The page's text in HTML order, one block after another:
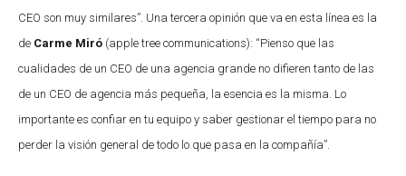
CEO son muy similares”. Una tercera opinión que va en esta línea es la
de Carme Miró (apple tree communications): “Pienso que las
cualidades de un CEO de una agencia grande no difieren tanto de las
de un CEO de agencia más pequeña, la esencia es la misma. Lo
importante es confiar en tu equipo y saber gestionar el tiempo para no
perder la visión general de todo lo que pasa en la compañía”.